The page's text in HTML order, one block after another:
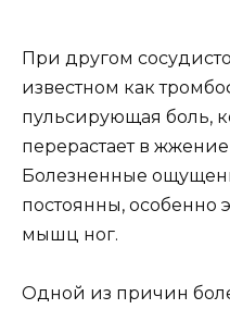
При другом
известном как
пульсирующая боль,
перерастает в
Болезненные
постоянны, особенно
мышц ног.
Одной из причин